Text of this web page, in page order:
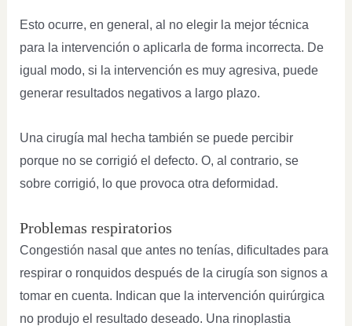
Esto ocurre, en general, al no elegir la mejor técnica
para la intervención o aplicarla de forma incorrecta. De
igual modo, si la intervención es muy agresiva, puede
generar resultados negativos a largo plazo.
Una cirugía mal hecha también se puede percibir
porque no se corrigió el defecto. O, al contrario, se
sobre corrigió, lo que provoca otra deformidad.
Problemas respiratorios
Congestión nasal que antes no tenías, dificultades para
respirar o ronquidos después de la cirugía son signos a
tomar en cuenta. Indican que la intervención quirúrgica
no produjo el resultado deseado. Una rinoplastia